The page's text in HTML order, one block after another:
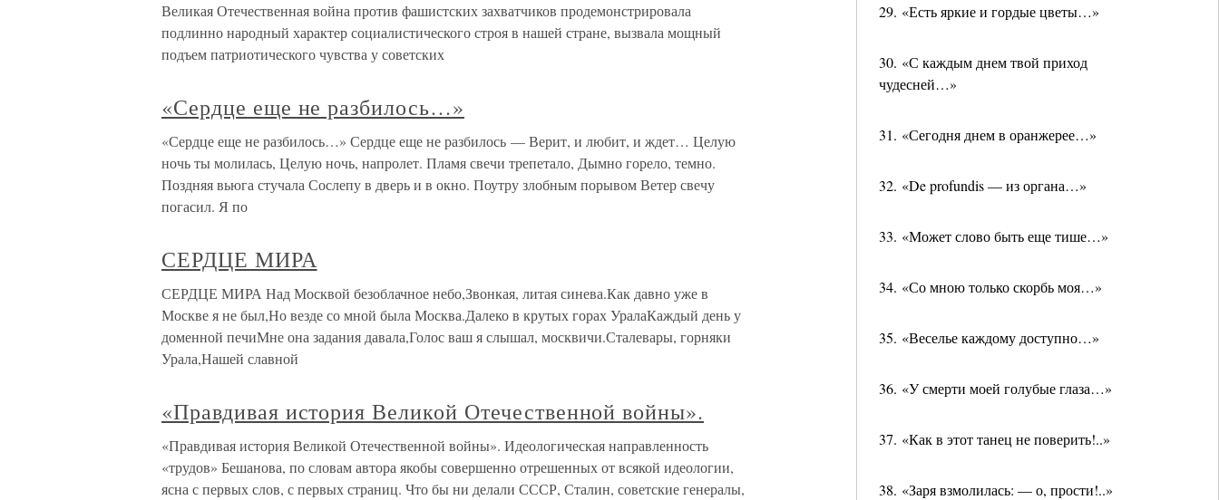
29. «Есть яркие и гордые цветы…»
30. «С каждым днем твой приход
чудесней…»
31. «Сегодня днем в оранжерее…»
32. «De profundis — из органа…»
33. «Может слово быть еще тише…»
34. «Со мною только скорбь моя…»
35. «Веселье каждому доступно…»
36. «У смерти моей голубые глаза…»
37. «Как в этот танец не поверить!..»
38. «Заря взмолилась: — о, прости!..»
Великая Отечественная война против фашистских захватчиков продемонстрировала
подлинно народный характер социалистического строя в нашей стране, вызвала мощный
подъем патриотического чувства у советских
«Сердце еще не разбилось…»
«Сердце еще не разбилось…» Сердце еще не разбилось — Верит, и любит, и ждет… Целую
ночь ты молилась, Целую ночь, напролет. Пламя свечи трепетало, Дымно горело, темно.
Поздняя вьюга стучала Сослепу в дверь и в окно. Поутру злобным порывом Ветер свечу
погасил. Я по
СЕРДЦЕ МИРА
СЕРДЦЕ МИРА Над Москвой безоблачное небо,Звонкая, литая синева.Как давно уже в
Москве я не был,Но везде со мной была Москва.Далеко в крутых горах УралаКаждый день у
доменной печиМне она задания давала,Голос ваш я слышал, москвичи.Сталевары, горняки
Урала,Нашей славной
«Правдивая история Великой Отечественной войны».
«Правдивая история Великой Отечественной войны». Идеологическая направленность
«трудов» Бешанова, по словам автора якобы совершенно отрешенных от всякой идеологии,
ясна с первых слов, с первых страниц. Что бы ни делали СССР, Сталин, советские генералы,